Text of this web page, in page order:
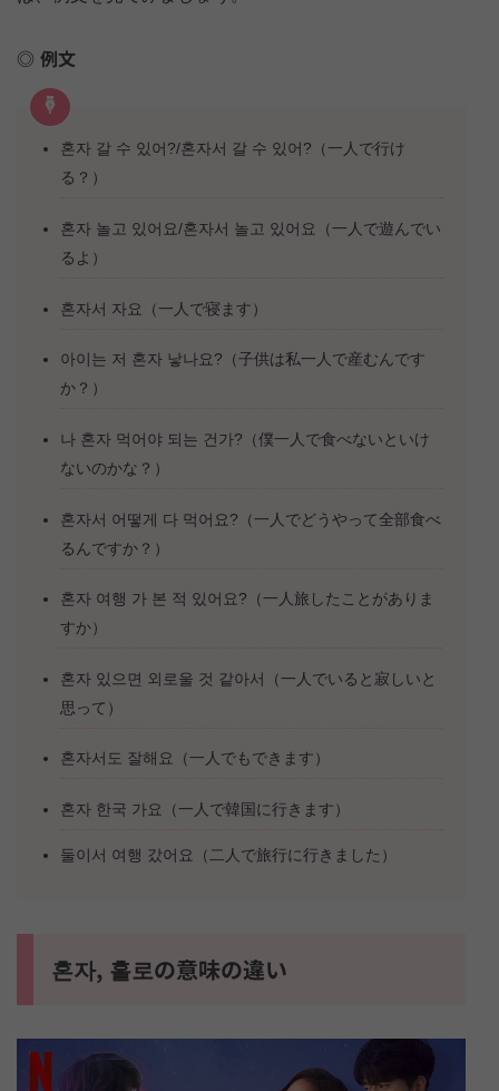
例文
혼자 갈 수 있어?/혼자서 갈 수 있어?（一人で行け
る？）
혼자 놀고 있어요/혼자서 놀고 있어요（一人で遊んでい
るよ）
혼자서 자요（一人で寝ます）
아이는 저 혼자 낳나요?（子供は私一人で産むんです
か？）
나 혼자 먹어야 되는 건가?（僕一人で食べないといけ
ないのかな？）
혼자서 어떻게 다 먹어요?（一人でどうやって全部食べ
るんですか？）
혼자 여행 가 본 적 있어요?（一人旅したことがありま
すか）
혼자 있으면 외로울 것 같아서（一人でいると寂しいと
思って）
혼자서도 잘해요（一人でもできます）
혼자 한국 가요（一人で韓国に行きます）
둘이서 여행 갔어요（二人で旅行に行きました）
혼자, 홀로の意味の違い